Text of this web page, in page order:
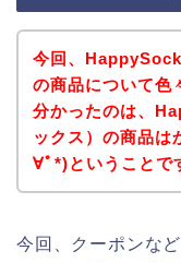
今回、
の商品について色
分かったのは、
ックス）の商品は
∀ﾟ*)ということで
今回、クーポンな